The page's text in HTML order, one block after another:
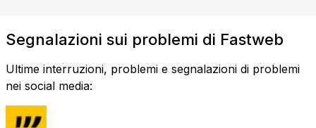
Segnalazioni sui problemi di Fastweb
Ultime interruzioni, problemi e segnalazioni di problemi
nei social media: